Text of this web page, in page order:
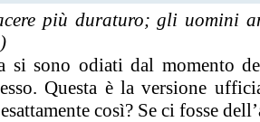
più duraturo; gli uomini
si sono odiati dal momento
Questa è la versione
così? Se ci fosse